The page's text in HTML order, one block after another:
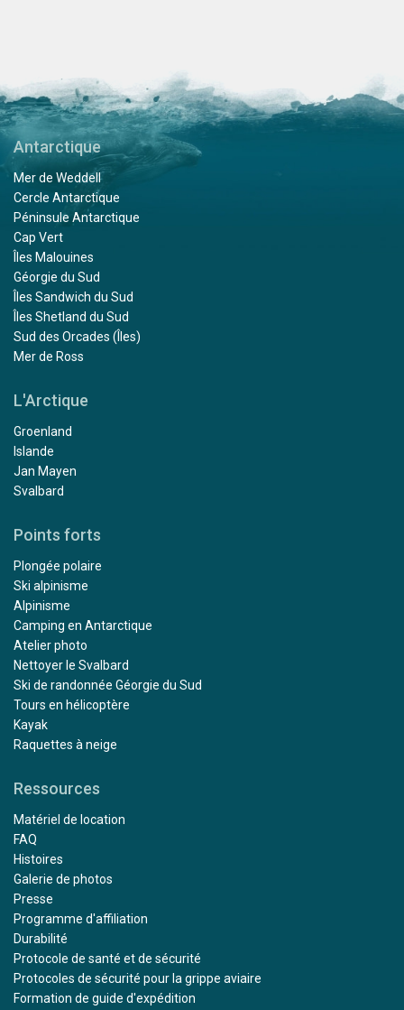
Antarctique
Mer de Weddell
Cercle Antarctique
Péninsule Antarctique
Cap Vert
Îles Malouines
Géorgie du Sud
Îles Sandwich du Sud
Îles Shetland du Sud
Sud des Orcades (Îles)
Mer de Ross
L'Arctique
Groenland
Islande
Jan Mayen
Svalbard
Points forts
Plongée polaire
Ski alpinisme
Alpinisme
Camping en Antarctique
Atelier photo
Nettoyer le Svalbard
Ski de randonnée Géorgie du Sud
Tours en hélicoptère
Kayak
Raquettes à neige
Ressources
Matériel de location
FAQ
Histoires
Galerie de photos
Presse
Programme d'affiliation
Durabilité
Protocole de santé et de sécurité
Protocoles de sécurité pour la grippe aviaire
Formation de guide d'expédition